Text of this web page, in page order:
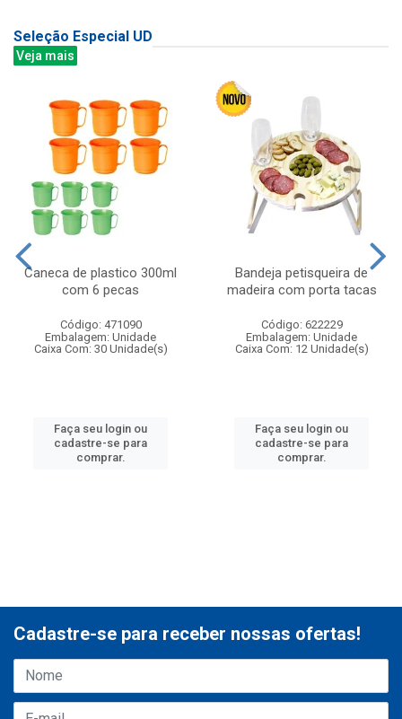
Seleção Especial UD
Veja mais
Caneca de plastico 300ml
com 6 pecas
Código: 471090
Embalagem: Unidade
Caixa Com: 30 Unidade(s)
Faça seu login ou
cadastre-se para
comprar.
Bandeja petisqueira de
madeira com porta tacas
Código: 622229
Embalagem: Unidade
Caixa Com: 12 Unidade(s)
Faça seu login ou
cadastre-se para
comprar.
Cadastre-se para receber nossas ofertas!